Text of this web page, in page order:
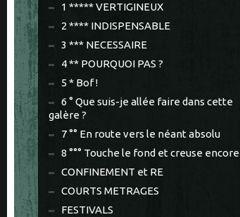
1 ***** VERTIGINEUX
2 **** INDISPENSABLE
3 *** NECESSAIRE
4 ** POURQUOI PAS ?
5 * Bof !
6 ° Que suis-je allée faire dans cette
galère ?
7 °° En route vers le néant absolu
8 °°° Touche le fond et creuse encore
CONFINEMENT et RE
COURTS METRAGES
FESTIVALS